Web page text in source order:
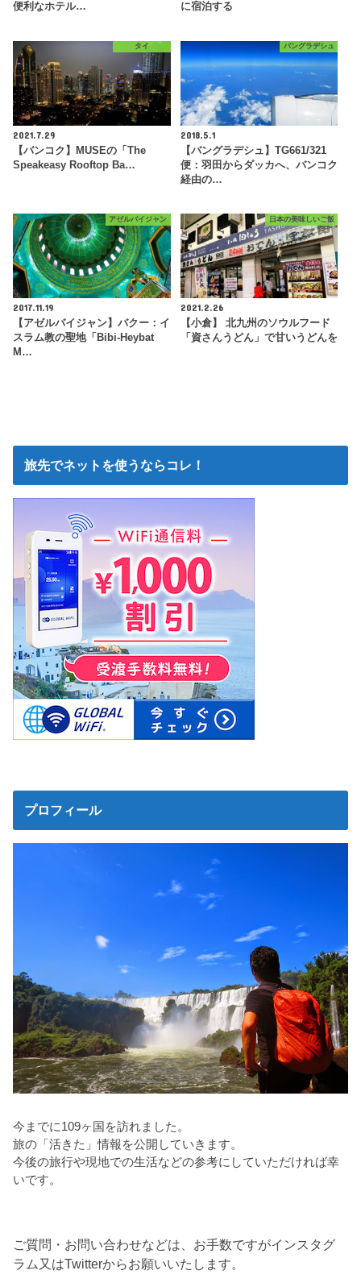
便利なホテル… に宿泊する
タイ
2021.7.29
【バンコク】MUSEの「The
Speakeasy Rooftop Ba…
バングラデシュ
2018.5.1
【バングラデシュ】TG661/321
便：羽田からダッカへ、バンコク
経由の…
アゼルバイジャン
2017.11.19
【アゼルバイジャン】バクー：イ
スラム教の聖地「Bibi-Heybat
M…
日本の美味しいご飯
2021.2.26
【小倉】 北九州のソウルフード
「資さんうどん」で甘いうどんを
旅先でネットを使うならコレ！
プロフィール
今までに109ヶ国を訪れました。
旅の「活きた」情報を公開していきます。
今後の旅行や現地での生活などの参考にしていただければ幸
いです。
ご質問・お問い合わせなどは、お手数ですがインスタグ
ラム又はTwitterからお願いいたします。